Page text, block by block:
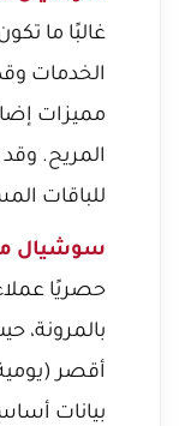
غالبًا ما
الخدمات
مميزات
المريح.
للباقات
سوشيال
حصريًا
بالمرونة،
أقصر
بيانات